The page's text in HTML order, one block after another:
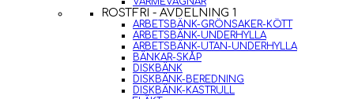
ROSTFRI - AVDELNING 1
ARBETSBÄNK-GRÖNSAKER-KÖTT
ARBETSBÄNK-UNDERHYLLA
ARBETSBÄNK-UTAN-UNDERHYLLA
BÄNKAR-SKÅP
DISKBÄNK
DISKBÄNK-BEREDNING
DISKBÄNK-KASTRULL